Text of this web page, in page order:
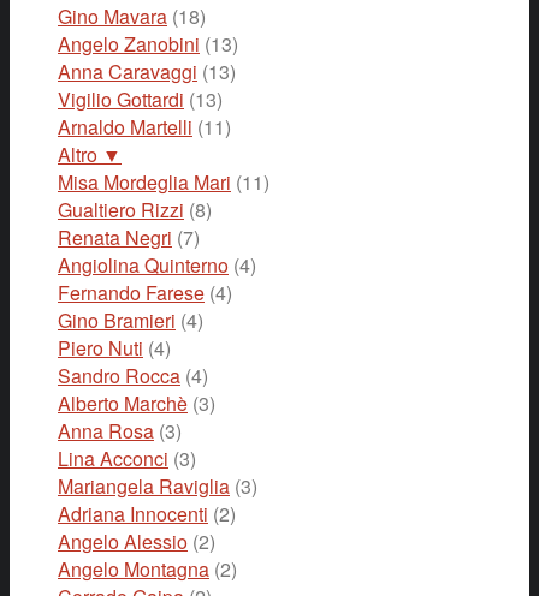
Gino Mavara (18)
Angelo Zanobini (13)
Anna Caravaggi (13)
Vigilio Gottardi (13)
Arnaldo Martelli (11)
Altro ▼
Misa Mordeglia Mari (11)
Gualtiero Rizzi (8)
Renata Negri (7)
Angiolina Quinterno (4)
Fernando Farese (4)
Gino Bramieri (4)
Piero Nuti (4)
Sandro Rocca (4)
Alberto Marchè (3)
Anna Rosa (3)
Lina Acconci (3)
Mariangela Raviglia (3)
Adriana Innocenti (2)
Angelo Alessio (2)
Angelo Montagna (2)